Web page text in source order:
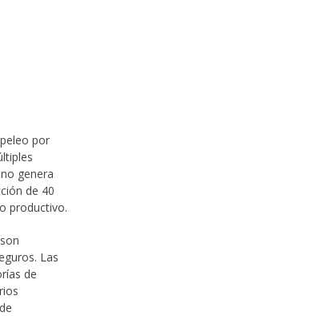
por
genera
de 40
productivo.
Las
de